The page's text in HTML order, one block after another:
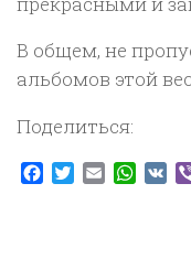
В общем, не
альбомов этой
Поделиться:
Facebook
TwitterEmail VK